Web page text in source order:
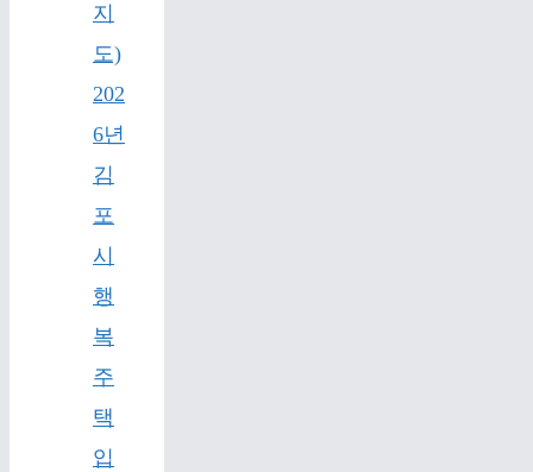
지
도)
202
6년
김
포
시
행
복
주
택
입